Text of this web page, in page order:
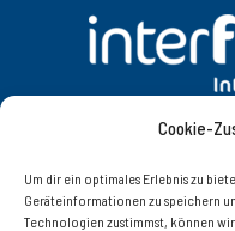
Cookie-
Um dir ein optimales Erlebnis zu
Geräteinformationen zu speichern
Technologien zustimmst, können